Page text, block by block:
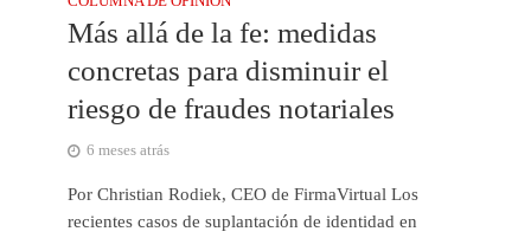
Más allá de la fe: medidas
concretas para disminuir el
riesgo de fraudes notariales
6 meses atrás
Por Christian Rodiek, CEO de FirmaVirtual Los
recientes casos de suplantación de identidad en